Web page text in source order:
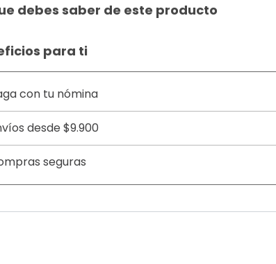
debes saber de este producto
para ti
con tu nómina
desde $9.900
seguras